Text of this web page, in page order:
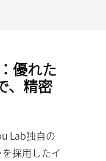
優れた
、精密
Lab独自の
採用したイ